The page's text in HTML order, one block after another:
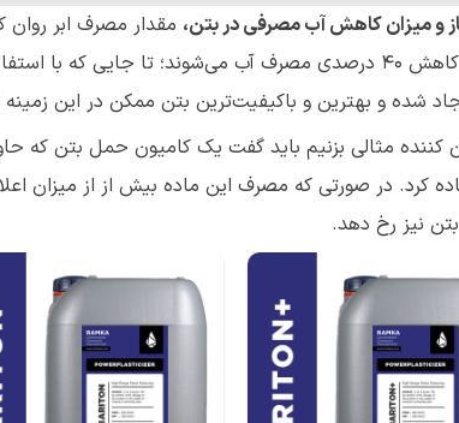
و میزان کاهش آب مصرفی در بتن، مقدار مصرف ابر
از این
شده و بهترین و باکیفیت‌ترین بتن ممکن در این
کرد. در صورتی که مصرف این ماده بیش از از میزان
نیز رخ دهد.